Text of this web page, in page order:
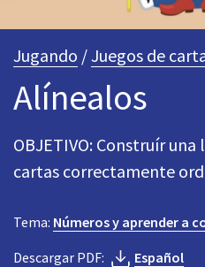
Jugando /Juegos de
Alínealos
OBJETIVO: Construír
cartas correctamente
Tema: Números y aprender a
Descargar PDF:
Español